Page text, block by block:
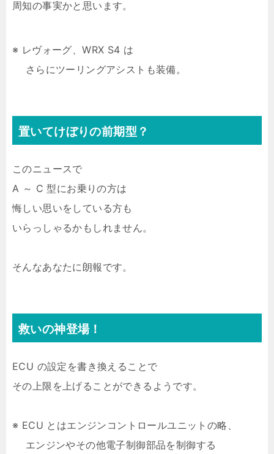
周知の事実かと思います。
※ レヴォーグ、WRX S4 は
さらにツーリングアシストも装備。
置いてけぼりの前期型？
このニュースで
A ～ C 型にお乗りの方は
悔しい思いをしている方も
いらっしゃるかもしれません。
そんなあなたに朗報です。
救いの神登場！
ECU の設定を書き換えることで
その上限を上げることができるようです。
※ ECU とはエンジンコントロールユニットの略、
エンジンやその他電子制御部品を制御する